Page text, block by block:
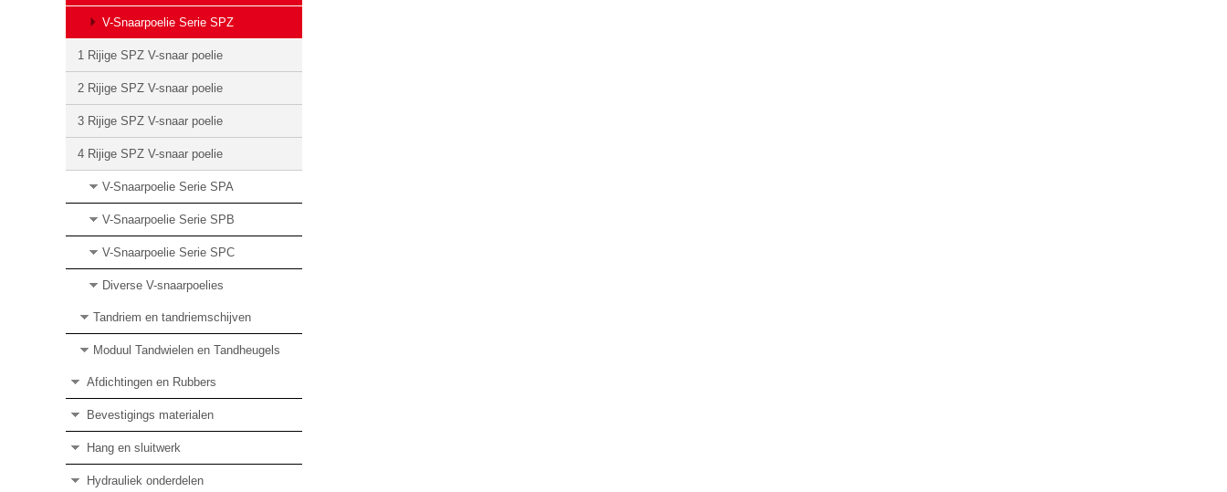
V-Snaarpoelie Serie SPZ
1 Rijige SPZ V-snaar poelie
2 Rijige SPZ V-snaar poelie
3 Rijige SPZ V-snaar poelie
4 Rijige SPZ V-snaar poelie
V-Snaarpoelie Serie SPA
V-Snaarpoelie Serie SPB
V-Snaarpoelie Serie SPC
Diverse V-snaarpoelies
Tandriem en tandriemschijven
Moduul Tandwielen en Tandheugels
Afdichtingen en Rubbers
Bevestigings materialen
Hang en sluitwerk
Hydrauliek onderdelen